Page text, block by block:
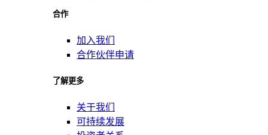
合作
加入我们
合作伙伴申请
了解更多
关于我们
可持续发展